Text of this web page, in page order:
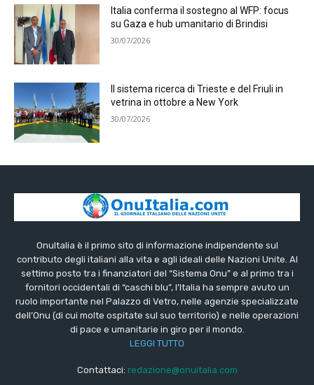
Italia conferma il sostegno al WFP: focus
su Gaza e hub umanitario di Brindisi
30/07/2026
Il sistema ricerca di Trieste e del Friuli in
vetrina in ottobre a New York
30/07/2026
OnuItalia è il primo sito di informazione indipendente sul
contributo degli italiani alla vita e agli ideali delle Nazioni Unite. Al
settimo posto tra i finanziatori del “Sistema Onu” e al primo tra i
fornitori occidentali di “caschi blu”, l’Italia ha sempre avuto un
ruolo importante nel Palazzo di Vetro, nelle agenzie specializzate
dell’Onu (di cui molte ospitate sul suo territorio) e nelle operazioni
di pace e umanitarie in giro per il mondo.
LEGGI TUTTO
Contattaci: redazione@onuitalia.com